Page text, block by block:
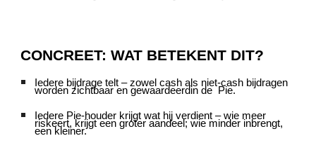
CONCREET: WAT BETEKENT DIT?
Iedere bijdrage telt – zowel cash als niet-cash bijdragen
worden zichtbaar en gewaardeerdin de Pie.
Iedere Pie-houder krijgt wat hij verdient – wie meer
riskeert, krijgt een groter aandeel; wie minder inbrengt,
een kleiner.